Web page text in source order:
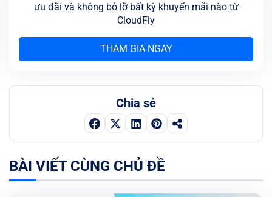
ưu đãi và không bỏ lỡ bất kỳ khuyến mãi nào từ
CloudFly
THAM GIA NGAY
Chia sẻ
BÀI VIẾT CÙNG CHỦ ĐỀ